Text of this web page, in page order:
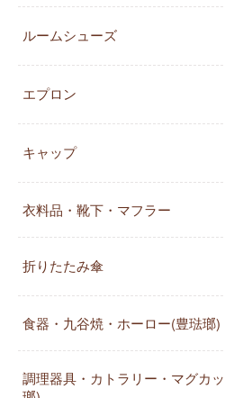
ルームシューズ
エプロン
キャップ
衣料品・靴下・マフラー
折りたたみ傘
食器・九谷焼・ホーロー(豊琺瑯)
調理器具・カトラリー・マグカ